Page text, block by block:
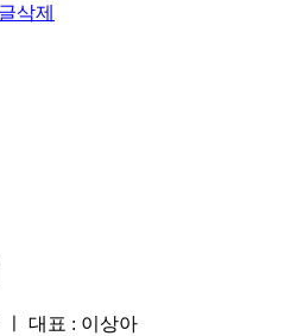
글삭제
대표 : 이상아